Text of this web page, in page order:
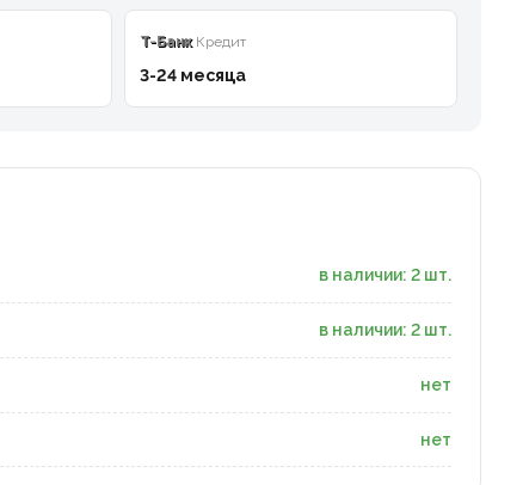
T-БанкКредит
3-24 месяца
в наличии: 2 шт.
в наличии: 2 шт.
нет
нет